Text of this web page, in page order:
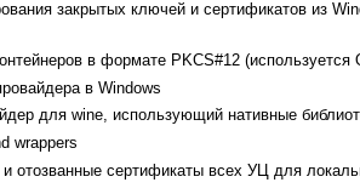
закрытых ключей и сертификатов из
в формате PKCS#12 (используется
в Windows
для wine, использующий нативные
wrappers
сертификаты всех УЦ для